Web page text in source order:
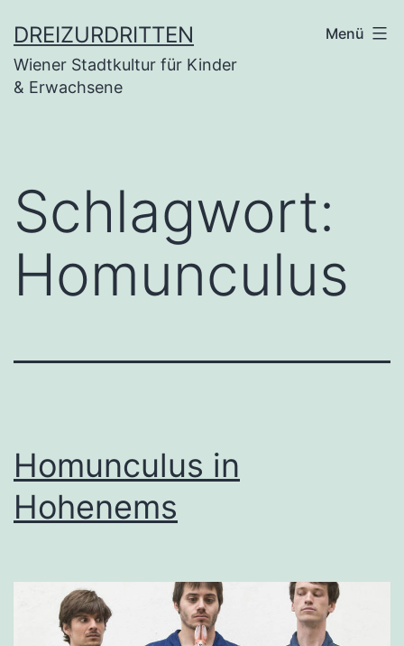
Inhalt
springen
DREIZURDRITTEN
Wiener Stadtkultur für Kinder
& Erwachsene
Menü
Schlagwort:
Homunculus
Homunculus in
Hohenems